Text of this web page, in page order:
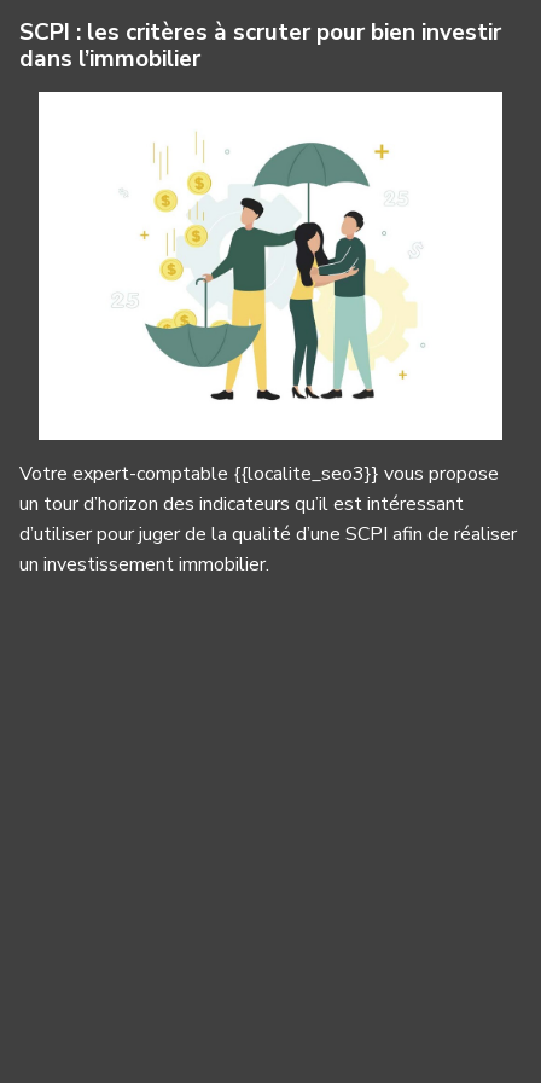
SCPI : les critères à scruter pour bien investir
dans l’immobilier
Votre expert-comptable {{localite_seo3}} vous propose
un tour d’horizon des indicateurs qu’il est intéressant
d’utiliser pour juger de la qualité d’une SCPI afin de réaliser
un investissement immobilier.